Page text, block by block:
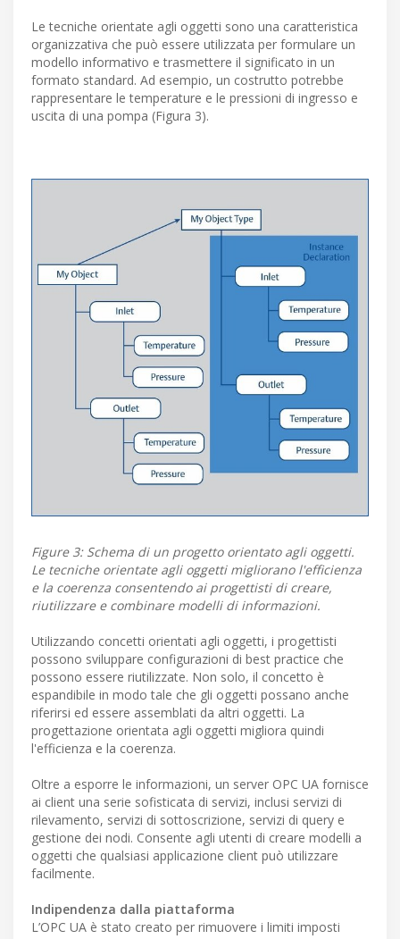
Le tecniche orientate agli oggetti sono una caratteristica
organizzativa che può essere utilizzata per formulare un
modello informativo e trasmettere il significato in un
formato standard. Ad esempio, un costrutto potrebbe
rappresentare le temperature e le pressioni di ingresso e
uscita di una pompa (Figura 3).
Figure 3: Schema di un progetto orientato agli oggetti.
Le tecniche orientate agli oggetti migliorano l'efficienza
e la coerenza consentendo ai progettisti di creare,
riutilizzare e combinare modelli di informazioni.
Utilizzando concetti orientati agli oggetti, i progettisti
possono sviluppare configurazioni di best practice che
possono essere riutilizzate. Non solo, il concetto è
espandibile in modo tale che gli oggetti possano anche
riferirsi ed essere assemblati da altri oggetti. La
progettazione orientata agli oggetti migliora quindi
l'efficienza e la coerenza.
Oltre a esporre le informazioni, un server OPC UA fornisce
ai client una serie sofisticata di servizi, inclusi servizi di
rilevamento, servizi di sottoscrizione, servizi di query e
gestione dei nodi. Consente agli utenti di creare modelli a
oggetti che qualsiasi applicazione client può utilizzare
facilmente.
Indipendenza dalla piattaforma
L’OPC UA è stato creato per rimuovere i limiti imposti